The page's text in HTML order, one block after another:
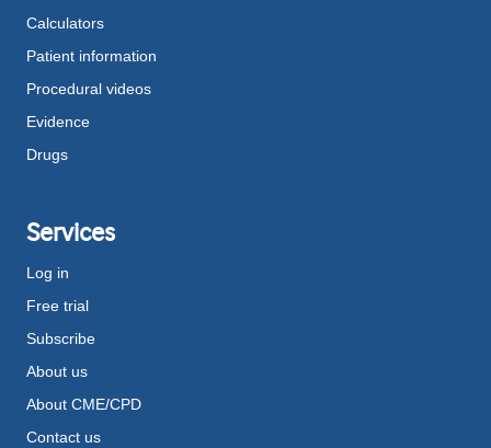
Calculators
Patient information
Procedural videos
Evidence
Drugs
Services
Log in
Free trial
Subscribe
About us
About CME/CPD
Contact us